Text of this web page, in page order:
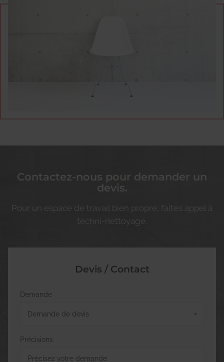
Contactez-nous pour demander un
devis.
Pour un espace de travail bien propre, faites appel à
techni-nettoyage.
Devis / Contact
Demande
Précisions